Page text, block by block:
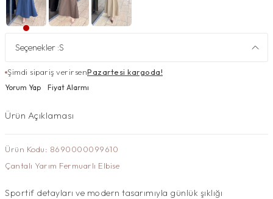
Seçenekler :S
Şimdi sipariş verirsenPazartesi kargoda!
Yorum Yap Fiyat Alarmı
Ürün Açıklaması
Ürün Kodu: 8690000099610
Çantalı Yarım Fermuarlı Elbise
Sportif detayları ve modern tasarımıyla günlük şıklığı